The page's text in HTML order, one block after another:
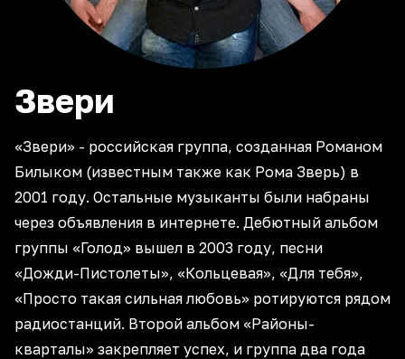
Звери
«Звери» - российская группа, созданная Романом
Билыком (известным также как Рома Зверь) в
2001 году. Остальные музыканты были набраны
через объявления в интернете. Дебютный альбом
группы «Голод» вышел в 2003 году, песни
«Дожди-Пистолеты», «Кольцевая», «Для тебя»,
«Просто такая сильная любовь» ротируются рядом
радиостанций. Второй альбом «Районы-
кварталы» закрепляет успех, и группа два года